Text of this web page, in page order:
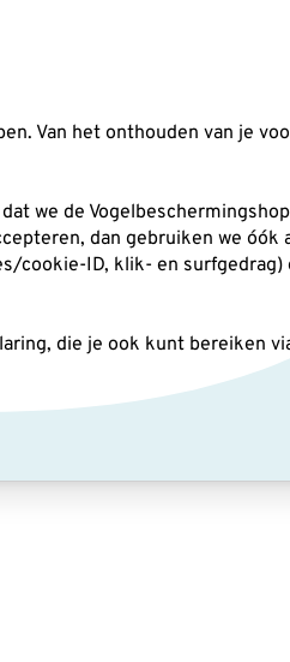
Van het onthouden van je
we de
dan gebruiken we óók
cookie-ID, klik- en
die je ook kunt bereiken
Andere